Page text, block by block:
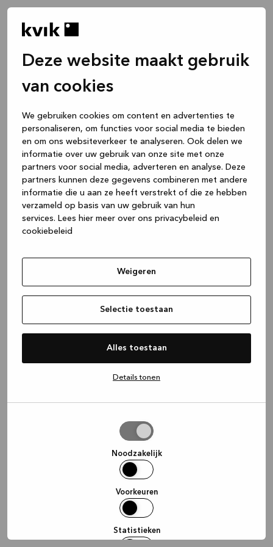
Deze website maakt gebruik
van cookies
We gebruiken cookies om content en advertenties te
personaliseren, om functies voor social media te bieden
en om ons websiteverkeer te analyseren. Ook delen we
informatie over uw gebruik van onze site met onze
partners voor social media, adverteren en analyse. Deze
partners kunnen deze gegevens combineren met andere
informatie die u aan ze heeft verstrekt of die ze hebben
verzameld op basis van uw gebruik van hun
services. Lees hier meer over ons privacybeleid en
cookiebeleid
Weigeren
Selectie toestaan
Alles toestaan
Details tonen
Noodzakelijk
Voorkeuren
Statistieken
(see the browser console for more
information).